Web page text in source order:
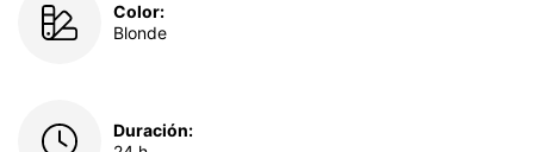
Color:
Blonde
Duración: